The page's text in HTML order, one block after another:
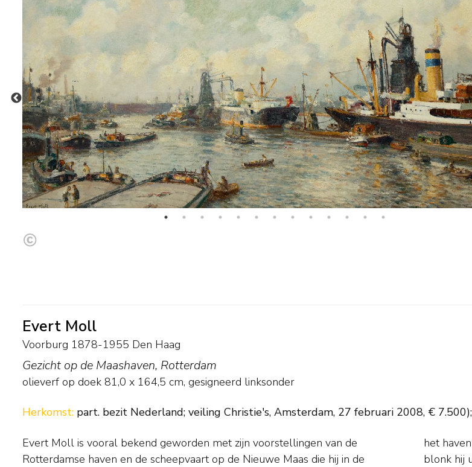
Evert Moll
Voorburg 1878-1955 Den Haag
Gezicht op de Maashaven, Rotterdam
olieverf op doek 81,0 x 164,5 cm, gesigneerd linksonder
Herkomst: part. bezit Nederland; veiling Christie's, Amsterdam, 27 februari 2008, €
Evert Moll is vooral bekend geworden met zijn voorstellingen van de
Rotterdamse haven en de scheepvaart op de Nieuwe Maas die hij in de
het havenbedrijf vormde voor de schilder een bron van inspiratie. Daarnaast
blonk hij uit in tal van andere genres. Zo schilderde hij ook stadsgezichten,